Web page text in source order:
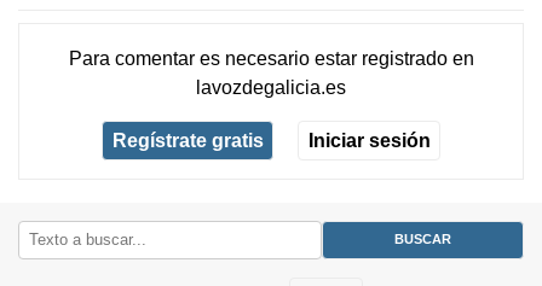
Para comentar es necesario estar registradoen
lavozdegalicia.es
Regístrate gratis Iniciar sesión